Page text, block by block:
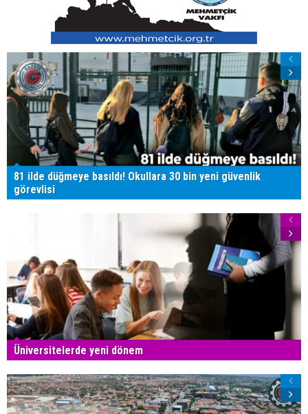
81 ilde düğmeye basıldı! Okullara 30 bin yeni güvenlik
görevlisi
Üniversitelerde yeni dönem